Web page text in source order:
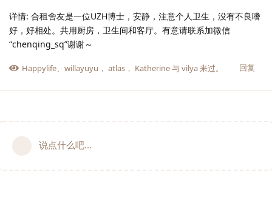
详情: 合租舍友是一位UZH博士，安静，注意个人卫生，没有不良嗜
好，好相处。共用厨房，卫生间和客厅。有意请联系加微信
“chenqing_sq”谢谢～
回复
Happylife、 willayuyu ， atlas ， Katherine与vilya来过。
说点什么吧...